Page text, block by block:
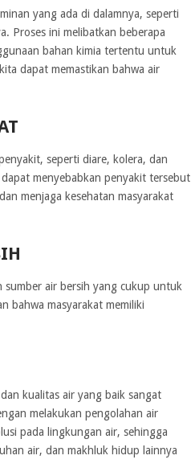
yang ada di dalamnya, seperti
Proses ini melibatkan beberapa
bahan kimia tertentu untuk
dapat memastikan bahwa air
seperti diare, kolera, dan
menyebabkan penyakit tersebut
menjaga kesehatan masyarakat
air bersih yang cukup untuk
bahwa masyarakat memiliki
kualitas air yang baik sangat
melakukan pengolahan air
pada lingkungan air, sehingga
air, dan makhluk hidup lainnya